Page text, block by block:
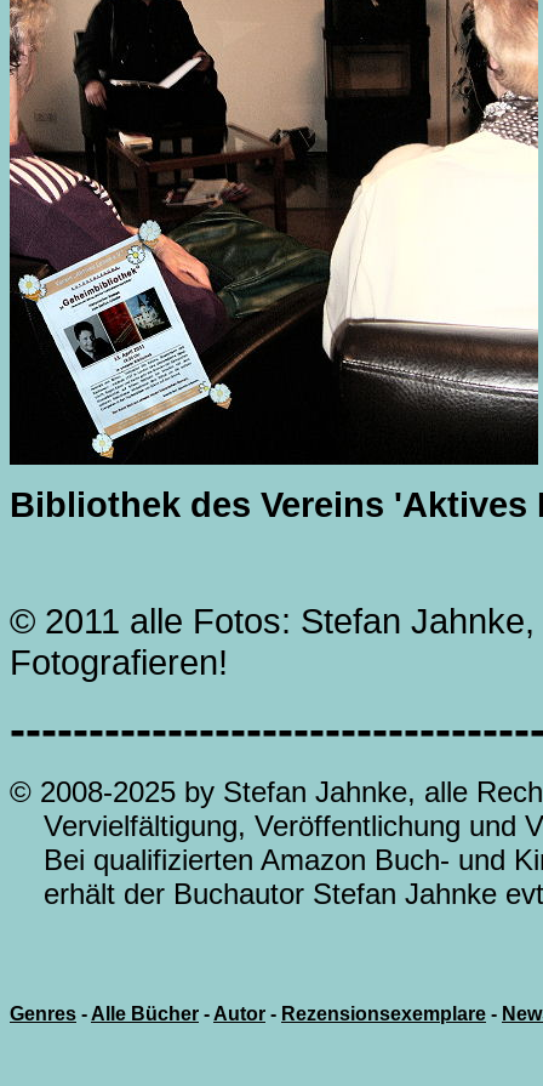
Bibliothek des Vereins 'Aktives
© 2011 alle Fotos: Stefan
Fotografieren!
© 2008-2025 by Stefan Jahnke, alle
Vervielfältigung, Veröffentlichung und
Bei qualifizierten Amazon Buch- und
erhält der Buchautor Stefan Jahnke
Genres - Alle Bücher - Autor - Rezensionsexemplare -